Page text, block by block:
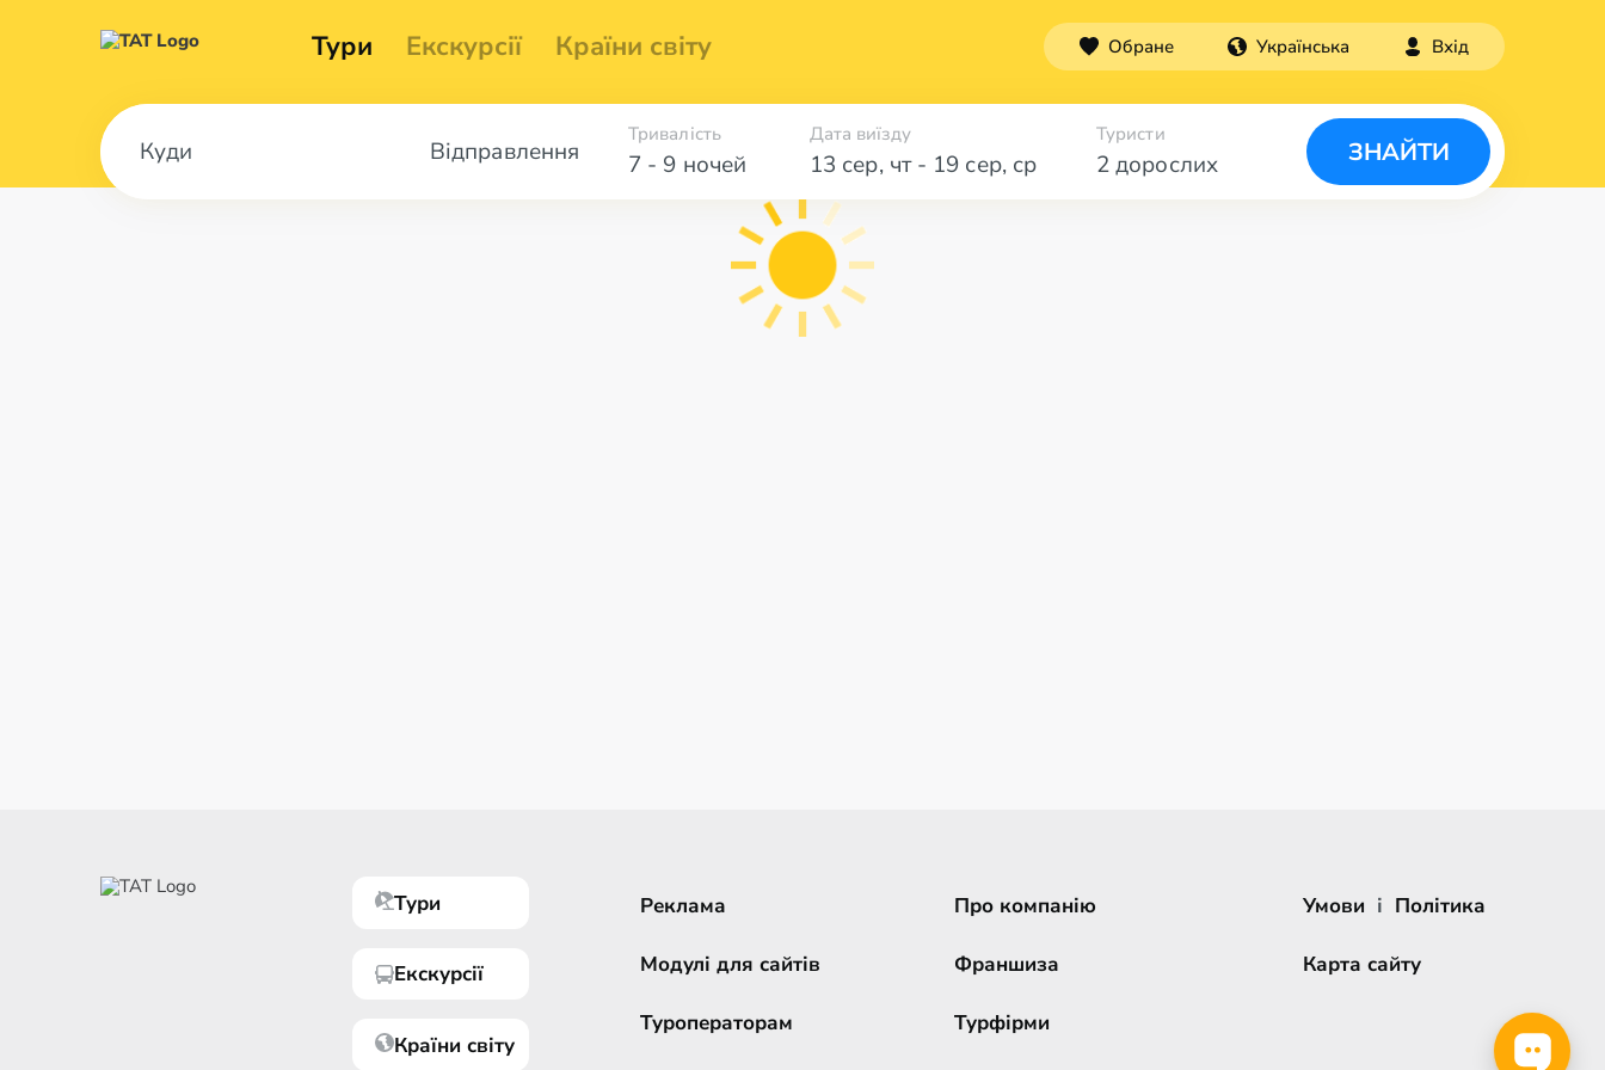
Тури Екскурсії Країни світу Обране Українська Вхід
Відправлення 7 - 9 ночей
Тривалість Дата виїзду
13 сер, чт- 19 сер, ср 2 дорослих
Туристи
ЗНАЙТИ
Тури
Екскурсії
Країни світу
Реклама
Модулі для сайтів
Туроператорам
Про компанію
Франшиза
Турфірми
Умови і Політика
Карта сайту